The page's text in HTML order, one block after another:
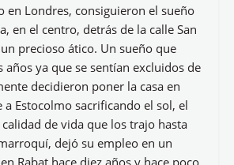
en Londres, consiguieron el sueño
en el centro, detrás de la calle San
precioso ático. Un sueño que
años ya que se sentían excluidos de
decidieron poner la casa en
Estocolmo sacrificando el sol, el
de vida que los trajo hasta
dejó su empleo en un
Rabat hace diez años y hace poco